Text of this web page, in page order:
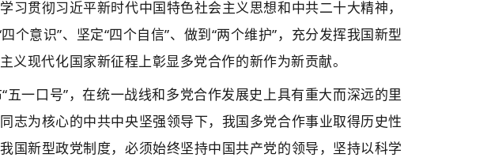
习贯彻习近平新时代中国特色社会主义思想和中共二十大精神，
个意识”、坚定“四个自信”、做到“两个维护”，充分发挥我国新型
义现代化国家新征程上彰显多党合作的新作为新贡献。
一口号”，在统一战线和多党合作发展史上具有重大而深远的里
志为核心的中共中央坚强领导下，我国多党合作事业取得历史性
国新型政党制度，必须始终坚持中国共产党的领导，坚持以科学